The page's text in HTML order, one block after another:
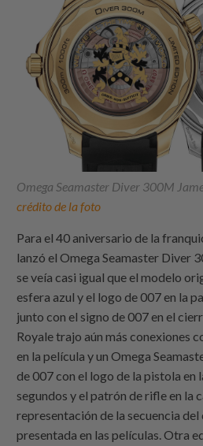
Omega Seamaster Diver 300M
crédito de la foto
Para el 40 aniversario de la
lanzó el Omega Seamaster Diver
se veía casi igual que el modelo
esfera azul y el logo de 007 en la
junto con el signo de 007 en el
Royale trajo aún más conexiones
en la película y un Omega
de 007 con el logo de la pistola en
segundos y el patrón de rifle en la
representación de la secuencia
presentada en las películas. Otra